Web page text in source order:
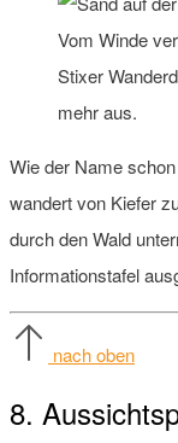
Vom Winde
Stixer
mehr aus.
Wie der Name
wandert von Kiefer
durch den Wald
Informationstafel
nach oben
8.